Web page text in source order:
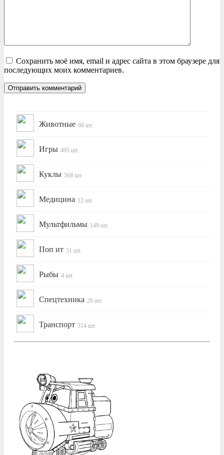
Сохранить моё имя, email и адрес сайта в этом браузере для
последующих моих комментариев.
Животные 69 шт.
Игры 495 шт.
Куклы 568 шт.
Медицина 12 шт.
Мультфильмы 149 шт.
Поп ит 51 шт.
Рыбы 4 шт.
Спецтехника 26 шт.
Транспорт 314 шт.